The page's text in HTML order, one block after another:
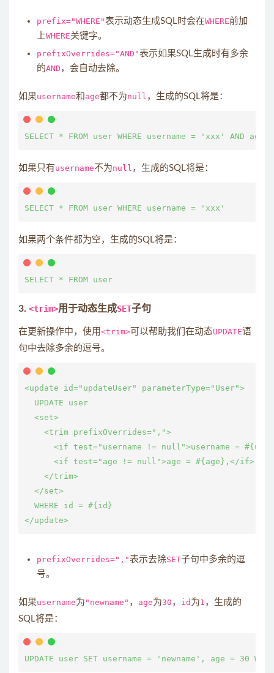
prefix="WHERE"表示动态生成SQL时会在WHERE前加
上WHERE关键字。
prefixOverrides="AND"表示如果SQL生成时有多余
的AND ，会自动去除。
如果username和 age都不为null ，生成的SQL将是：
如果只有 username不为null ，生成的SQL将是：
如果两个条件都为空，生成的SQL将是：
3. <trim>用于动态生成SET子句
在更新操作中，使用<trim>可以帮助我们在动态UPDATE语
句中去除多余的逗号。
<update id="updateUser" parameterType="User">
  UPDATE user
  <set>
    <trim prefixOverrides=",">
<if test="username != null">username =
      <if test="age != null">age = #{age},</if>
    </trim>
  </set>
  WHERE id = #{id}
prefixOverrides=","表示去除SET子句中多余的逗
号。
如果username为 "newname" ， age为30 ， id 为1 ，生成的
SQL将是：